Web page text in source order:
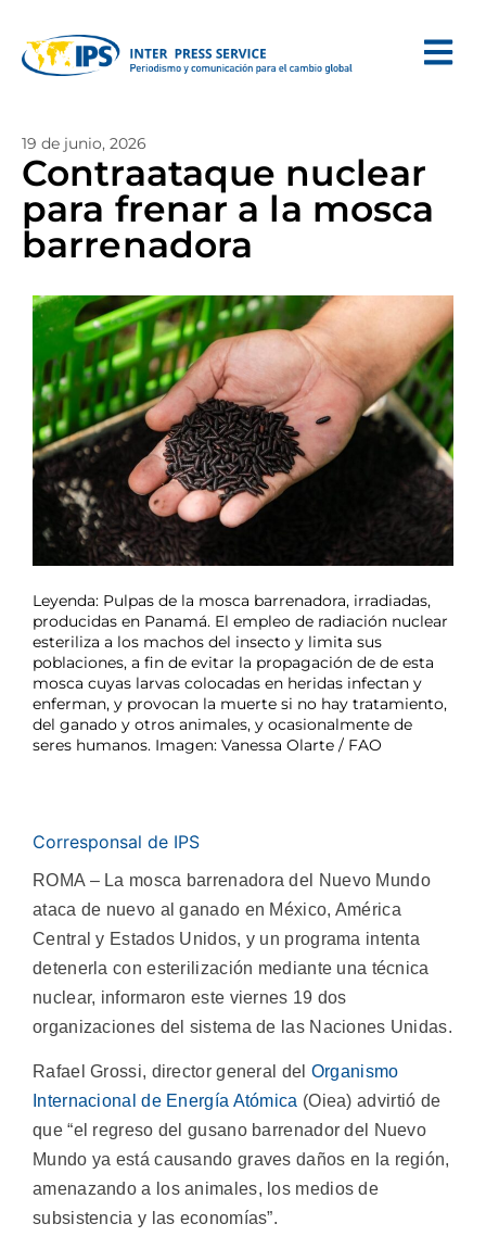
19 de junio, 2026
Contraataque nuclear
para frenar a la mosca
barrenadora
Leyenda: Pulpas de la mosca barrenadora, irradiadas,
producidas en Panamá. El empleo de radiación nuclear
esteriliza a los machos del insecto y limita sus
poblaciones, a fin de evitar la propagación de de esta
mosca cuyas larvas colocadas en heridas infectan y
enferman, y provocan la muerte si no hay tratamiento,
del ganado y otros animales, y ocasionalmente de
seres humanos. Imagen: Vanessa Olarte / FAO
Corresponsal de IPS
ROMA – La mosca barrenadora del Nuevo Mundo
ataca de nuevo al ganado en México, América
Central y Estados Unidos, y un programa intenta
detenerla con esterilización mediante una técnica
nuclear, informaron este viernes 19 dos
organizaciones del sistema de las Naciones Unidas.
Rafael Grossi, director general del Organismo
Internacional de Energía Atómica (Oiea) advirtió de
que “el regreso del gusano barrenador del Nuevo
Mundo ya está causando graves daños en la región,
amenazando a los animales, los medios de
subsistencia y las economías”.